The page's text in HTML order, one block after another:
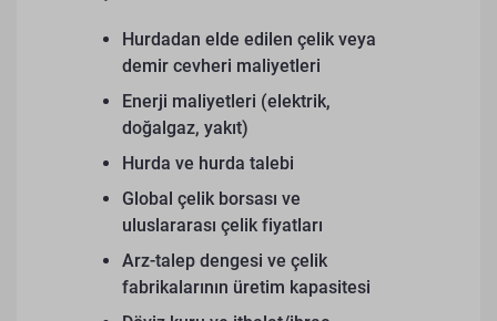
Hurdadan elde edilen çelik veya
demir cevheri maliyetleri
Enerji maliyetleri (elektrik,
doğalgaz, yakıt)
Hurda ve hurda talebi
Global çelik borsası ve
uluslararası çelik fiyatları
Arz-talep dengesi ve çelik
fabrikalarının üretim kapasitesi